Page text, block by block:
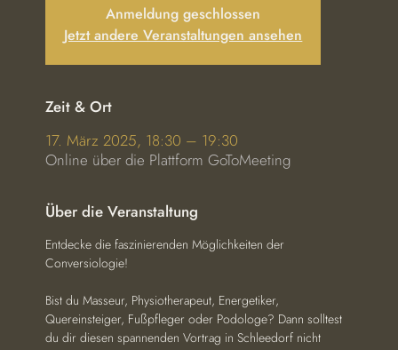
Anmeldung geschlossen
Jetzt andere Veranstaltungen ansehen
Zeit & Ort
17. März 2025, 18:30 – 19:30
Online über die Plattform GoToMeeting
Über die Veranstaltung
Entdecke die faszinierenden Möglichkeiten der
Conversiologie!
Bist du Masseur, Physiotherapeut, Energetiker,
Quereinsteiger, Fußpfleger oder Podologe? Dann solltest
du dir diesen spannenden Vortrag in Schleedorf nicht